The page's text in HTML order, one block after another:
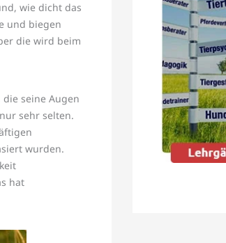
wie dicht das
und biegen
die wird beim
seine Augen
sehr selten.
wurden.
hat